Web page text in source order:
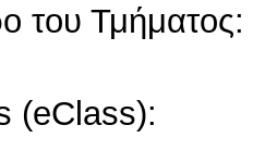
του Τμήματος:
(eClass):